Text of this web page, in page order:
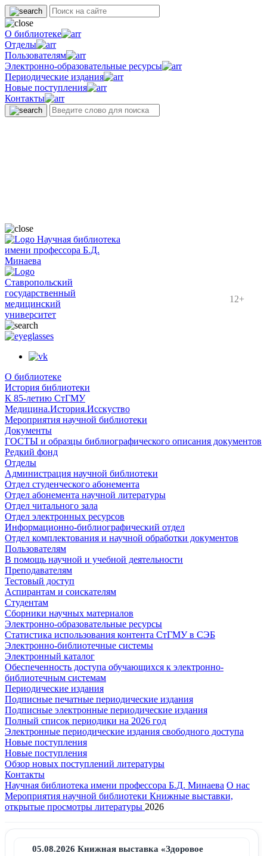
О библиотеке
Отделы
Пользователям
Электронно-образовательные ресурсы
Периодические издания
Новые поступления
Контакты
Научная библиотека
имени профессора Б.Д.
Минаева
Ставропольский
государственный
медицинский
университет
12+
О библиотеке
История библиотеки
К 85-летию СтГМУ
Медицина.История.Исскуство
Мероприятия научной библиотеки
Документы
ГОСТЫ и образцы библиографического описания документов
Редкий фонд
Отделы
Администрация научной библиотеки
Отдел студенческого абонемента
Отдел абонемента научной литературы
Отдел читального зала
Отдел электронных ресурсов
Информационно-библиографический отдел
Отдел комплектования и научной обработки документов
Пользователям
В помощь научной и учебной деятельности
Преподавателям
Тестовый доступ
Аспирантам и соискателям
Студентам
Сборники научных материалов
Электронно-образовательные ресурсы
Статистика использования контента СтГМУ в СЭБ
Электронно-библиотечные системы
Электронный каталог
Обеспеченность доступа обучающихся к электронно-
библиотечным системам
Периодические издания
Подписные печатные периодические издания
Подписные электронные периодические издания
Полный список периодики на 2026 год
Электронные периодические издания свободного доступа
Новые поступления
Новые поступления
Обзор новых поступлений литературы
Контакты
Научная библиотека имени профессора Б.Д. Минаева О нас
Мероприятия научной библиотеки Книжные выставки,
открытые просмотры литературы 2026
05.08.2026 Книжная выставка «Здоровое